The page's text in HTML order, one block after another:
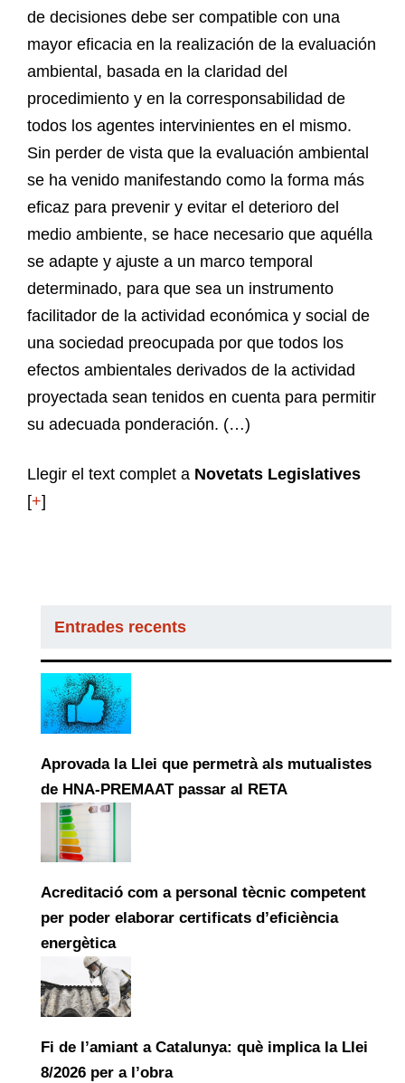
de decisiones debe ser compatible con una
mayor eficacia en la realización de la evaluación
ambiental, basada en la claridad del
procedimiento y en la corresponsabilidad de
todos los agentes intervinientes en el mismo.
Sin perder de vista que la evaluación ambiental
se ha venido manifestando como la forma más
eficaz para prevenir y evitar el deterioro del
medio ambiente, se hace necesario que aquélla
se adapte y ajuste a un marco temporal
determinado, para que sea un instrumento
facilitador de la actividad económica y social de
una sociedad preocupada por que todos los
efectos ambientales derivados de la actividad
proyectada sean tenidos en cuenta para permitir
su adecuada ponderación. (…)
Llegir el text complet a Novetats Legislatives
[+]
Entrades recents
Aprovada la Llei que permetrà als mutualistes
de HNA-PREMAAT passar al RETA
Acreditació com a personal tècnic competent
per poder elaborar certificats d’eficiència
energètica
Fi de l’amiant a Catalunya: què implica la Llei
8/2026 per a l’obra